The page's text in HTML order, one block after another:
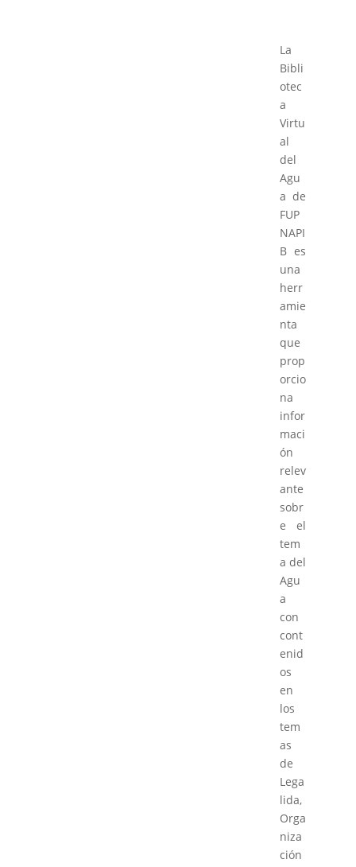
La
Bibli
otec
a
Virtu
al
del
Agu
a de
FUP
NAPI
B es
una
herr
amie
nta
que
prop
orcio
na
infor
maci
ón
relev
ante
sobr
e el
tem
a del
Agu
a
con
cont
enid
os
en
los
tem
as
de
Lega
lida,
Orga
niza
ción